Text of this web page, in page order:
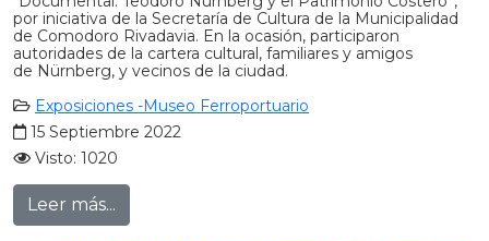
por iniciativa de la Secretaría de Cultura de la Municipalidad
de Comodoro Rivadavia. En la ocasión, participaron
autoridades de la cartera cultural, familiares y amigos
de Nürnberg, y vecinos de la ciudad.
Exposiciones -Museo Ferroportuario
15 Septiembre 2022
Visto: 1020
Leer más...